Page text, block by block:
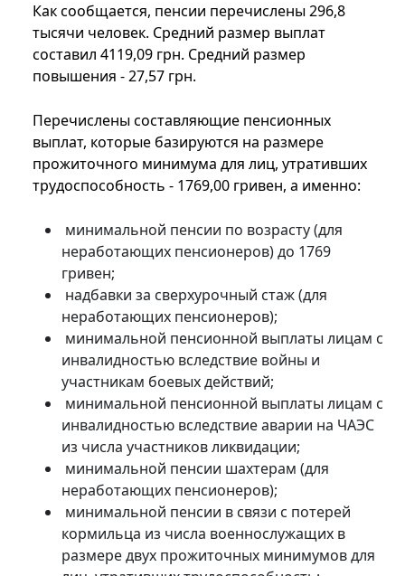
Как сообщается, пенсии перечислены 296,8
тысячи человек. Средний размер выплат
составил 4119,09 грн. Средний размер
повышения - 27,57 грн.
Перечислены составляющие пенсионных
выплат, которые базируются на размере
прожиточного минимума для лиц, утративших
трудоспособность - 1769,00 гривен, а именно:
минимальной пенсии по возрасту (для
неработающих пенсионеров) до 1769
гривен;
надбавки за сверхурочный стаж (для
неработающих пенсионеров);
минимальной пенсионной выплаты лицам с
инвалидностью вследствие войны и
участникам боевых действий;
минимальной пенсионной выплаты лицам с
инвалидностью вследствие аварии на ЧАЭС
из числа участников ликвидации;
минимальной пенсии шахтерам (для
неработающих пенсионеров);
минимальной пенсии в связи с потерей
кормильца из числа военнослужащих в
размере двух прожиточных минимумов для